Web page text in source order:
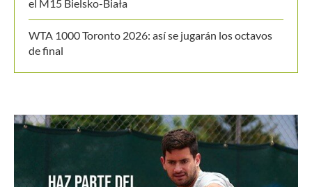
el M15 Bielsko-Biała
WTA 1000 Toronto 2026: así se jugarán los octavos
de final